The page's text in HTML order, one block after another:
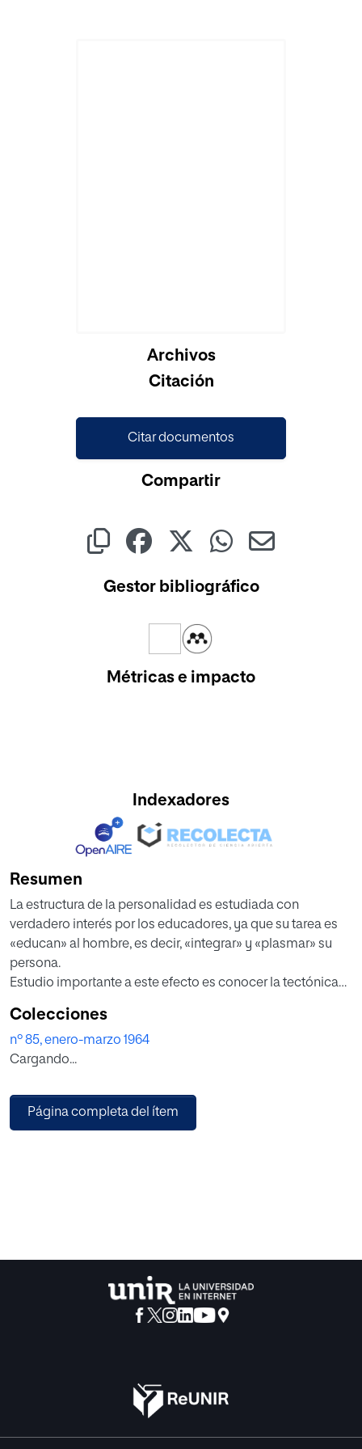
Archivos
Citación
Citar documentos
Compartir
Gestor bibliográfico
Métricas e impacto
Indexadores
Resumen
La estructura de la personalidad es estudiada con
verdadero interés por los educadores, ya que su tarea es
«educan» al hombre, es decir, «integrar» y «plasmar» su
persona.
Estudio importante a este efecto es conocer la tectónica
específicas. Para realizarlo con mayor eficacia y exactitud
se han ideado diversos paradigmas, que, en su forma más
generalizada, comprenden estos temas sucesivamente:
superior de la personalidad, tectónica de la personalidad y
problemática del inconsciente.
Colecciones
nº 85, enero-marzo 1964
Cargando...
Página completa del ítem